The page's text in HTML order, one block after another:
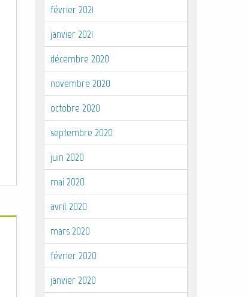
février 2021
janvier 2021
décembre 2020
novembre 2020
octobre 2020
septembre 2020
juin 2020
mai 2020
avril 2020
mars 2020
février 2020
janvier 2020